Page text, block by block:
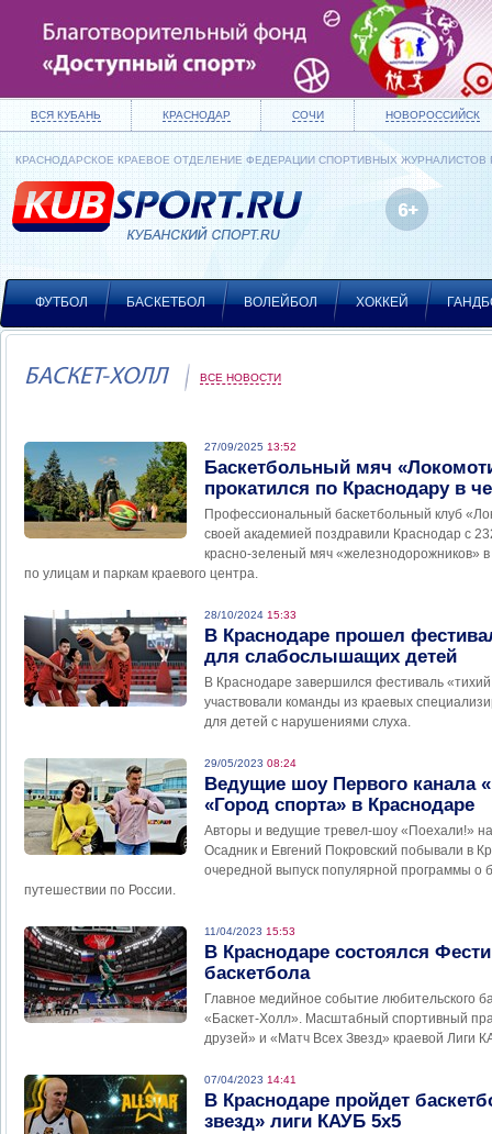
ВСЯ КУБАНЬ КРАСНОДАР СОЧИ НОВОРОССИЙСК
КРАСНОДАРСКОЕ КРАЕВОЕ ОТДЕЛЕНИЕ ФЕДЕРАЦИИ СПОРТИВНЫХ ЖУРНАЛИСТОВ
ФУТБОЛ БАСКЕТБОЛ ВОЛЕЙБОЛ ХОККЕЙ
БАСКЕТ-ХОЛЛ ВСЕ НОВОСТИ
27/09/2025 13:52
Баскетбольный мяч
прокатился по Краснодару в
Профессиональный баскетбольный клуб
своей академией поздравили Краснодар с
красно-зеленый мяч «железнодорожников» в
по улицам и паркам краевого центра.
28/10/2024 15:33
В Краснодаре прошел
для слабослышащих детей
В Краснодаре завершился фестиваль
участвовали команды из краевых
для детей с нарушениями слуха.
29/05/2023 08:24
Ведущие шоу Первого канала
«Город спорта» в Краснодаре
Авторы и ведущие тревел-шоу «Поехали!»
Осадник и Евгений Покровский побывали в
очередной выпуск популярной программы о
путешествии по России.
11/04/2023 15:53
В Краснодаре состоялся
баскетбола
Главное медийное событие любительского
«Баскет-Холл». Масштабный спортивный
друзей» и «Матч Всех Звезд» краевой Лиги
07/04/2023 14:41
В Краснодаре пройдет
звезд» лиги КАУБ 5х5